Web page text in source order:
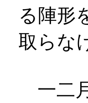
る陣形
取らな
一二